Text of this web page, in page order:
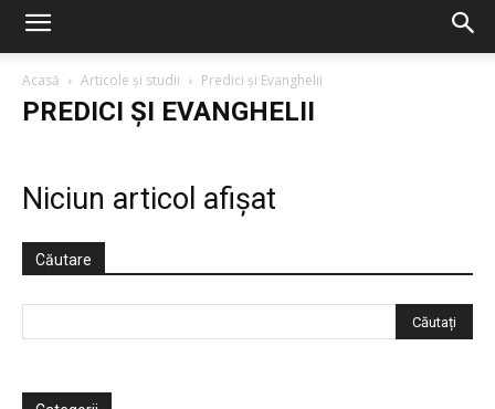
Acasă Articole şi studii Predici şi Evanghelii
PREDICI ŞI EVANGHELII
Niciun articol afișat
Căutare